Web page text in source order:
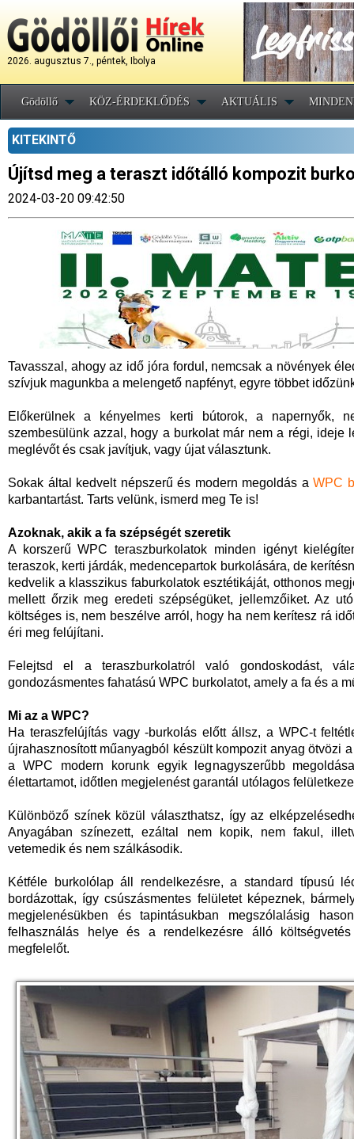
2026. augusztus 7., péntek, Ibolya
Gödöllő KÖZ-ÉRDEKLŐDÉS AKTUÁLIS
KITEKINTŐ
Újítsd meg a teraszt időtálló kompozit
2024-03-20 09:42:50
Tavasszal, ahogy az idő jóra fordul, nemcsak a növények
szívjuk magunkba a melengető napfényt, egyre többet
Előkerülnek a kényelmes kerti bútorok, a napernyők,
szembesülünk azzal, hogy a burkolat már nem a régi, ideje
meglévőt és csak javítjuk, vagy újat választunk.
Sokak által kedvelt népszerű és modern megoldás aWPC
karbantartást. Tarts velünk, ismerd meg Te is!
Azoknak, akik a fa szépségét szeretik
A korszerű WPC teraszburkolatok minden igényt
teraszok, kerti járdák, medencepartok burkolására, de
kedvelik a klasszikus faburkolatok esztétikáját, otthonos
mellett őrzik meg eredeti szépségüket, jellemzőiket. Az
költséges is, nem beszélve arról, hogy ha nem kerítesz rá
éri meg felújítani.
Felejtsd el a teraszburkolatról való gondoskodást,
gondozásmentes fahatású WPC burkolatot, amely a fa és a
Mi az a WPC?
Ha teraszfelújítás vagy -burkolás előtt állsz, a WPC-t
újrahasznosított műanyagból készült kompozit anyag ötvözi
a WPC modern korunk egyik legnagyszerűbb
élettartamot, időtlen megjelenést garantál utólagos
Különböző színek közül választhatsz, így az
Anyagában színezett, ezáltal nem kopik, nem fakul,
vetemedik és nem szálkásodik.
Kétféle burkolólap áll rendelkezésre, a standard típusú
bordázottak, így csúszásmentes felületet képeznek,
megjelenésükben és tapintásukban megszólalásig
felhasználás helye és a rendelkezésre álló
megfelelőt.